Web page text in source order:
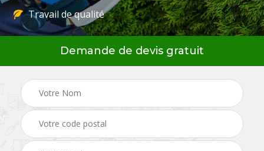
Travail de qualité
Demande de devis gratuit